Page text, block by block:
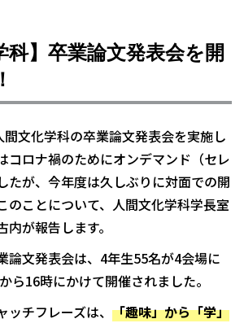
科】卒業論文発表会を開
文化学科の卒業論文発表会を実施し
コロナ禍のためにオンデマンド（セレ
たが、今年度は久しぶりに対面での開
のことについて、人間文化学科学長室
が報告します。
論文発表会は、4年生55名が4会場に
ら16時にかけて開催されました。
ッチフレーズは、 「趣味」から「学」